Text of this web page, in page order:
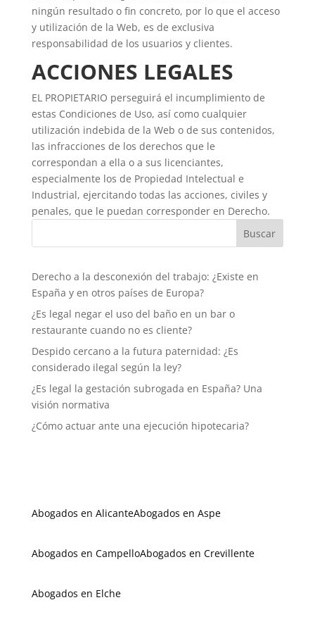
ningún resultado o fin concreto, por lo que el acceso
y utilización de la Web, es de exclusiva
responsabilidad de los usuarios y clientes.
ACCIONES LEGALES
EL PROPIETARIO perseguirá el incumplimiento de
estas Condiciones de Uso, así como cualquier
utilización indebida de la Web o de sus contenidos,
las infracciones de los derechos que le
correspondan a ella o a sus licenciantes,
especialmente los de Propiedad Intelectual e
Industrial, ejercitando todas las acciones, civiles y
penales, que le puedan corresponder en Derecho.
Derecho a la desconexión del trabajo: ¿Existe en
España y en otros países de Europa?
¿Es legal negar el uso del baño en un bar o
restaurante cuando no es cliente?
Despido cercano a la futura paternidad: ¿Es
considerado ilegal según la ley?
¿Es legal la gestación subrogada en España? Una
visión normativa
¿Cómo actuar ante una ejecución hipotecaria?
Abogados en AlicanteAbogados en Aspe
Abogados en CampelloAbogados en Crevillente
Abogados en Elche